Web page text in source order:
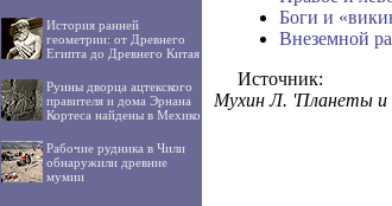
История ранней
геометрии: от Древнего
Египта до Древнего Китая
Руины дворца ацтекского
правителя и дома Эрнана
Кортеса найдены в Мехико
Рабочие рудника в Чили
обнаружили древние
мумии
Боги и
Внеземной
Источник:
Мухин Л. 'Планеты и